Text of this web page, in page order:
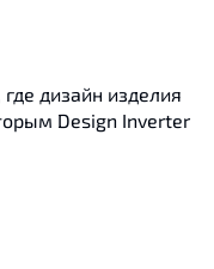
дизайн изделия
Design Inverter